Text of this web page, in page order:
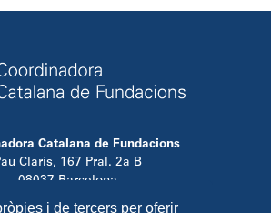
i de tercers per oferir
Catalana de Fundacions
Claris, 167 Pral. 2a B
08037 Barcelona
T. 934 881 480